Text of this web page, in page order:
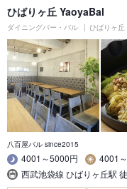
ひばりヶ丘 YaoyaBal
ダイニングバー・バル ひばりヶ丘
八百屋バル since2015
4001～5000円
4001
西武池袋線 ひばりヶ丘駅